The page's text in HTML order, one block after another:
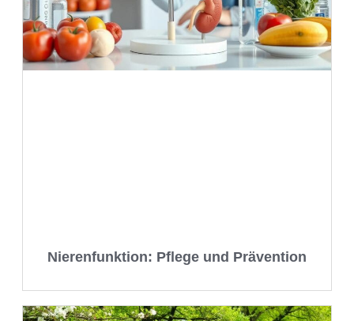
Nierenfunktion: Pflege und Prävention